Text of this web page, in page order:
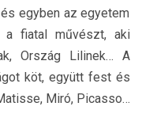
egyben az egyetem
a fiatal művészt, aki
Ország Lilinek… A
köt, együtt fest és
Miró, Picasso…